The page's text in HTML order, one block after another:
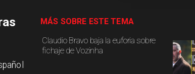
Claudio Bravo baja la euforia sobre
fichaje de Vozinha
MÁS SOBRE ESTE TEMA